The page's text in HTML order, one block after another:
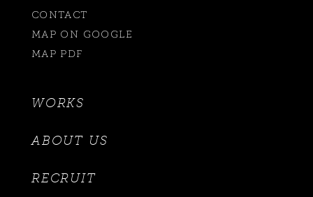
CONTACT
MAP ON GOOGLE
MAP PDF
WORKS
ABOUT US
RECRUIT